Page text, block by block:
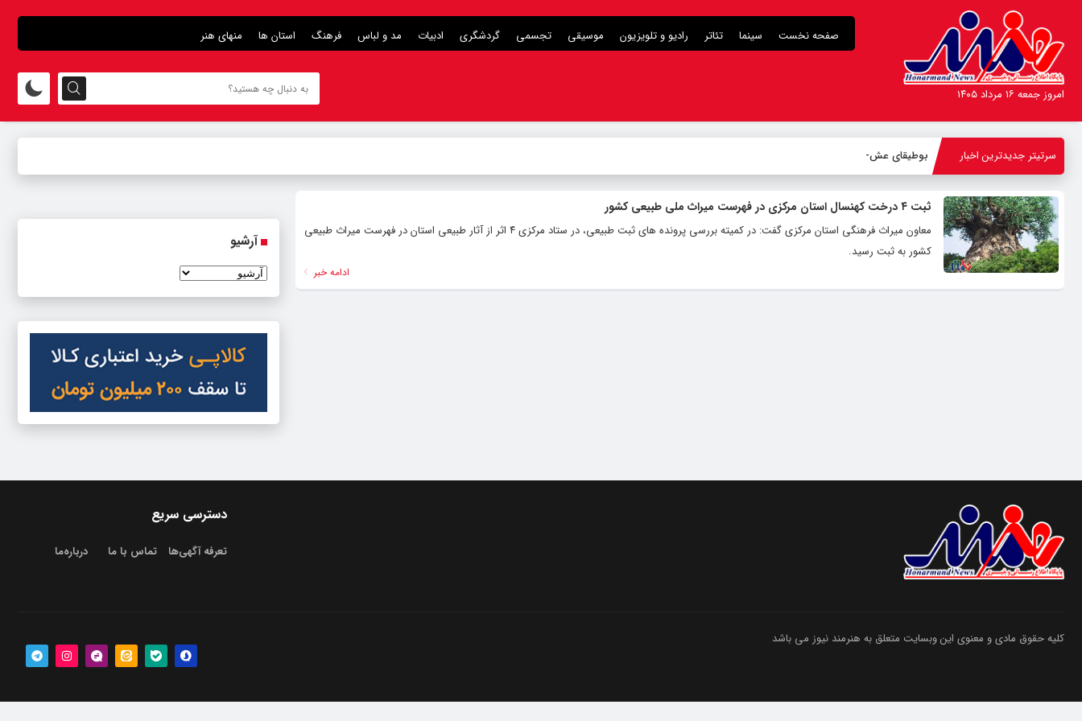
صفحه نخست سینما تئاتر رادیو و تلویزیون موسیقی تجسمی گردشگری ادبیات مد و لباس فرهنگ استان ها منهای هنر
امروز جمعه ۱۶ مرداد ۱۴۰۵
سرتیتر جدیدترین اخبار بوطیقای عشق در
ثبت ۴ درخت کهنسال استان مرکزی در فهرست میراث ملی طبیعی کشور
معاون میراث فرهنگی استان مرکزی گفت: در کمیته بررسی پرونده های ثبت طبیعی، در ستاد مرکزی ۴ اثر از آثار طبیعی استان در فهرست میراث طبیعی
کشور به ثبت رسید.
ادامه خبر
آرشیو
دسترسی سریع
تعرفه آگهی‌ها تماس با ما درباره‌‌ما
کلیه حقوق مادی و معنوی این وبسایت متعلق به هنرمند نیوز می باشد